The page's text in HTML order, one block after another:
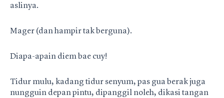
aslinya.
Mager (dan hampir tak berguna).
Diapa-apain diem bae cuy!
Tidur mulu, kadang tidur senyum, pas gua berak juga
nungguin depan pintu, dipanggil noleh, dikasi tangan